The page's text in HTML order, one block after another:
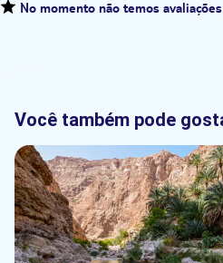
No momento não temos
Você também pode